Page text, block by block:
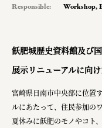
Soup Stock Tokyo
100本のスプーン
キリンホールデ
ソロフレッシュ
Responsible:
Workshop,
飫肥城歴史資料館及び
展示リニューアルに向
宮崎県日南市中央部に位置
ルにあたって、住民参加の
夏休みに飫肥のモノやコト